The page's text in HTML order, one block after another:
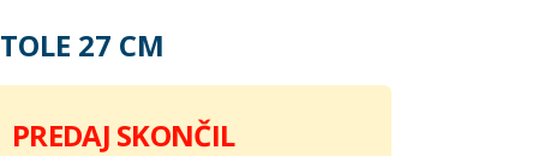
27 CM
PREDAJ SKONČIL